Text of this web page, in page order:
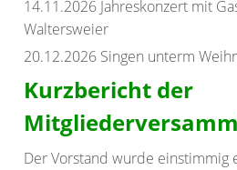
14.11.2026 Jahreskonzert mit
Waltersweier
20.12.2026 Singen unterm
Kurzbericht der
Mitgliederv
Der Vorstand wurde einstimmig